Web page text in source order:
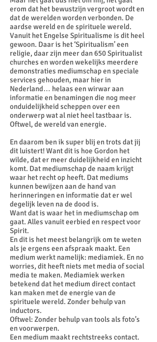
erom dat het bewustzijn vergroot wordt en
dat de werelden worden verbonden. De
aardse wereld en de spirituele wereld.
Vanuit het Engelse Spiritualisme is dit heel
gewoon. Daar is het ‘Spiritualism’ een
religie, daar zijn meer dan 650 Spiritualist
churches en worden wekelijks meerdere
demonstraties mediumschap en speciale
services gehouden, maar hier in
Nederland… helaas een wirwar aan
informatie en benamingen die nog meer
onduidelijkheid scheppen over een
onderwerp wat al niet heel tastbaar is.
Oftwel, de wereld van energie.
En daarom ben ik super blij en trots dat jij
dit luistert! Want dit is hoe Gordon het
wilde, dat er meer duidelijkheid en inzicht
komt. Dat mediumschap de naam krijgt
waar het recht op heeft. Dat mediums
kunnen bewijzen aan de hand van
herinneringen en informatie dat er wel
degelijk leven na de dood is.
Want dat is waar het in mediumschap om
gaat. Alles vanuit eerbied en respect voor
Spirit.
En dit is het meest belangrijk om te weten
als je ergens een afspraak maakt. Een
medium werkt namelijk: mediamiek. En no
worries, dit heeft niets met media of social
media te maken. Mediamiek werken
betekend dat het medium direct contact
kan maken met de energie van de
spirituele wereld. Zonder behulp van
inductors.
Oftwel: Zonder behulp van tools als foto’s
en voorwerpen.
Een medium maakt rechtstreeks contact.